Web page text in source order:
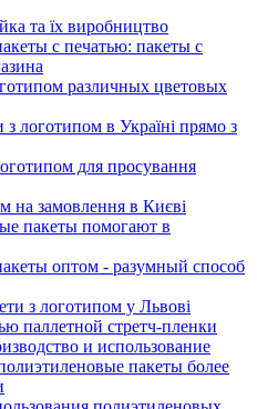
та їх виробництво
с печатью: пакеты с
различных цветовых
логотипом в Україні прямо з
для просування
на замовлення в Києві
пакеты помогают в
оптом - разумный способ
з логотипом у Львові
паллетной стретч-пленки
и использование
пакеты более